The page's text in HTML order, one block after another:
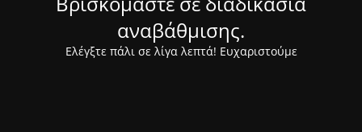
αναβάθμισης.
Ελέγξτε πάλι σε λίγα λεπτά! Ευχαριστούμε